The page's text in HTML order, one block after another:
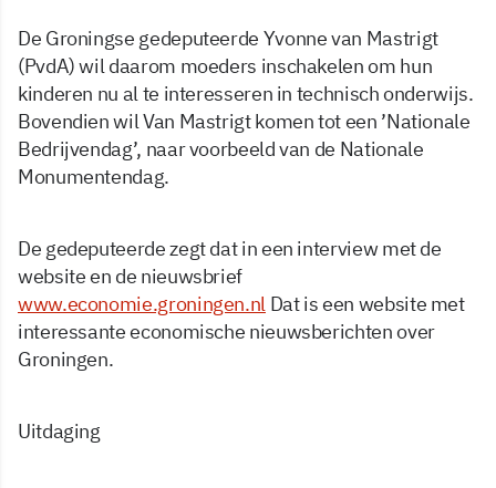
De Groningse gedeputeerde Yvonne van Mastrigt
(PvdA) wil daarom moeders inschakelen om hun
kinderen nu al te interesseren in technisch onderwijs.
Bovendien wil Van Mastrigt komen tot een ’Nationale
Bedrijvendag’, naar voorbeeld van de Nationale
Monumentendag.
De gedeputeerde zegt dat in een interview met de
website en de nieuwsbrief
www.economie.groningen.nl Dat is een website met
interessante economische nieuwsberichten over
Groningen.
Uitdaging